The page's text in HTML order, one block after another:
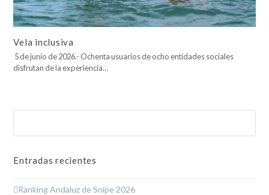
Vela inclusiva
5 de junio de 2026.- Ochenta usuarios de ocho entidades sociales
disfrutan de la experiencia…
Entradas recientes
Ranking Andaluz de Snipe 2026